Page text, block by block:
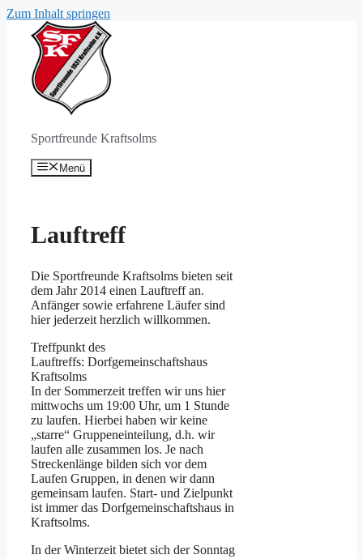
Zum Inhalt springen
Sportfreunde Kraftsolms
Menü
Lauftreff
Die Sportfreunde Kraftsolms bieten seit
dem Jahr 2014 einen Lauftreff an.
Anfänger sowie erfahrene Läufer sind
hier jederzeit herzlich willkommen.
Treffpunkt des
Lauftreffs: Dorfgemeinschaftshaus
Kraftsolms
In der Sommerzeit treffen wir uns hier
mittwochs um 19:00 Uhr, um 1 Stunde
zu laufen. Hierbei haben wir keine
„starre“ Gruppeneinteilung, d.h. wir
laufen alle zusammen los. Je nach
Streckenlänge bilden sich vor dem
Laufen Gruppen, in denen wir dann
gemeinsam laufen. Start- und Zielpunkt
ist immer das Dorfgemeinschaftshaus in
Kraftsolms.
In der Winterzeit bietet sich der Sonntag